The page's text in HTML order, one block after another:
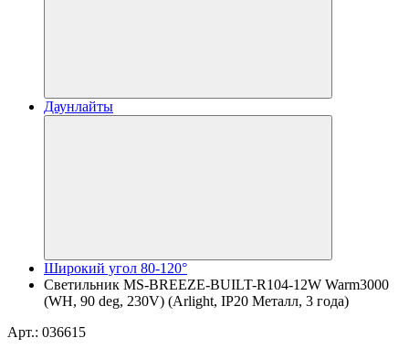
Даунлайты
Широкий угол 80-120°
Светильник MS-BREEZE-BUILT-R104-12W Warm3000
(WH, 90 deg, 230V) (Arlight, IP20 Металл, 3 года)
Арт.: 036615